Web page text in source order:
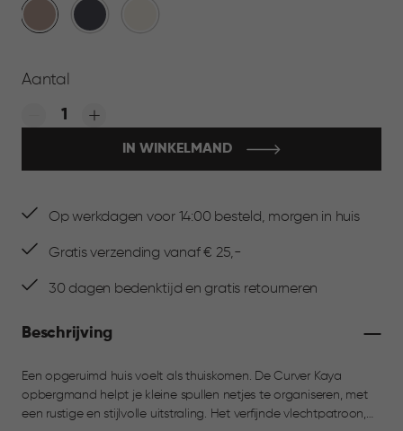
Warm
Taupe
Antraciet
Aantal
Quantity:
IN WINKELMAND
Op werkdagen voor 14:00 besteld, morgen in huis
Gratis verzending vanaf € 25,-
30 dagen bedenktijd en gratis retourneren
Beschrijving
Een opgeruimd huis voelt als thuiskomen. De Curver Kaya
opbergmand helpt je kleine spullen netjes te organiseren, met
een rustige en stijlvolle uitstraling. Het verfijnde vlechtpatroon,